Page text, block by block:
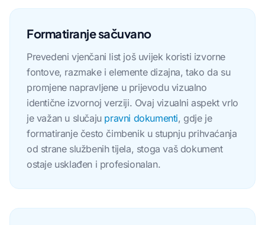
Formatiranje sačuvano
Prevedeni vjenčani list još uvijek koristi izvorne
fontove, razmake i elemente dizajna, tako da su
promjene napravljene u prijevodu vizualno
identične izvornoj verziji. Ovaj vizualni aspekt vrlo
je važan u slučaju pravni dokumenti, gdje je
formatiranje često čimbenik u stupnju prihvaćanja
od strane službenih tijela, stoga vaš dokument
ostaje usklađen i profesionalan.